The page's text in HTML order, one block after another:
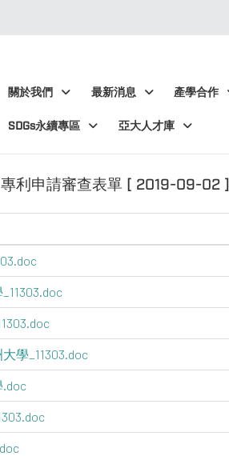
關於我們 最新消息 產學合作
SDGs永續專區 亞大人才庫
專利申請審查表單 [ 2019-09-02 ]
學_11303.doc